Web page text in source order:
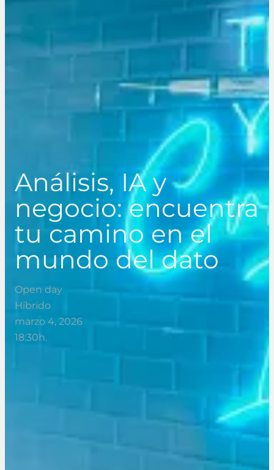
Análisis, IA y
negocio: encuentra
tu camino en el
mundo del dato
Open day
Híbrido
marzo 4, 2026
18:30h.